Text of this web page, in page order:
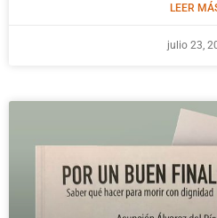
LEER
julio 23,